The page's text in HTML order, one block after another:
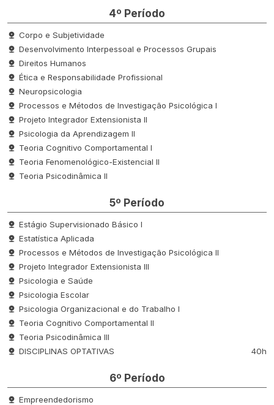
4º Período
Corpo e Subjetividade
Desenvolvimento Interpessoal e Processos Grupais
Direitos Humanos
Ética e Responsabilidade Profissional
Neuropsicologia
Processos e Métodos de Investigação Psicológica I
Projeto Integrador Extensionista II
Psicologia da Aprendizagem II
Teoria Cognitivo Comportamental I
Teoria Fenomenológico-Existencial II
Teoria Psicodinâmica II
5º Período
Estágio Supervisionado Básico I
Estatística Aplicada
Processos e Métodos de Investigação Psicológica II
Projeto Integrador Extensionista III
Psicologia e Saúde
Psicologia Escolar
Psicologia Organizacional e do Trabalho I
Teoria Cognitivo Comportamental II
Teoria Psicodinâmica III
DISCIPLINAS OPTATIVAS
40h
6º Período
Empreendedorismo